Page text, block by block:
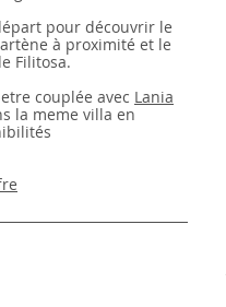
pour découvrir le
à proximité et le
Filitosa.
couplée avec Lania
la meme villa en